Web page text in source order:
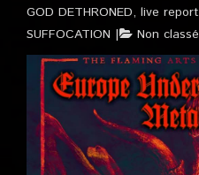
GOD DETHRONED, live report
SUFFOCATION
Non classé